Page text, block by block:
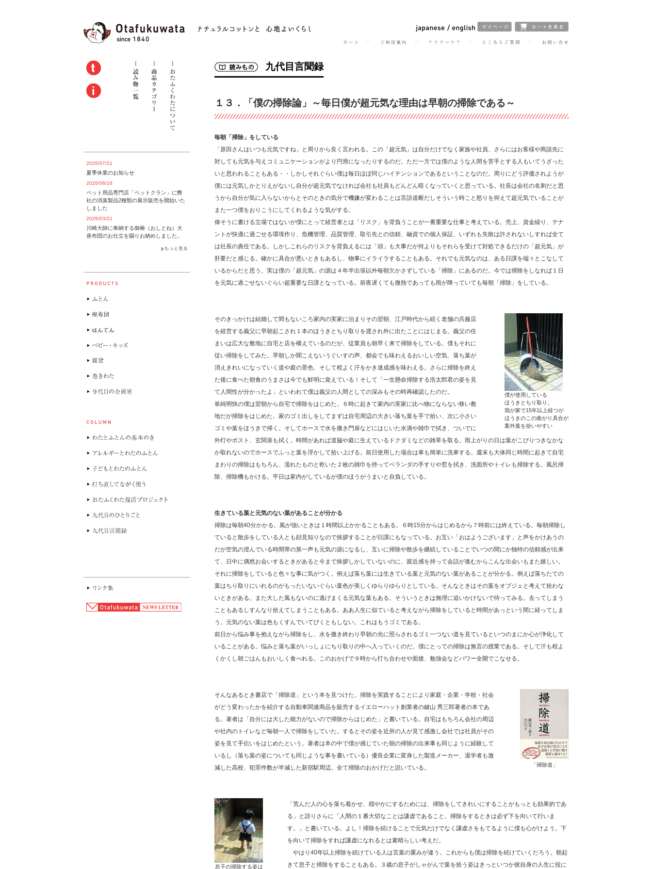
九代目言聞録
１３．「僕の掃除論」～毎日僕が超元気な理由は早朝の掃除である～
毎朝「掃除」をしている
「原田さんはいつも元気ですね」と周りから良く言われる。この「超元気」は自分だけでなく家族や社員、さらにはお客様や商談先に
対しても元気を与えコミュニケーションがより円滑になったりするのだ。ただ一方では僕のような人間を苦手とする人もいてうざった
いと思われることもある・・しかしそれぐらい僕は毎日ほぼ同じハイテンションであるということなのだ。周りにどう評価されようが
僕には元気しかとりえがないし自分が超元気でなければ会社も社員もどんどん暗くなっていくと思っている。社長は会社の名刺だと思
うから自分が気に入らないからとそのときの気分で機嫌が変わることは言語道断だしそういう時こと怒りを抑えて超元気でいることが
また一つ僕をおりこうにしてくれるような気がする。
偉そうに書ける立場ではないが僕にとって経営者とは「リスク」を背負うことが一番重要な仕事と考えている。売上、資金繰り、テナ
ントが快適に過ごせる環境作り、危機管理、品質管理、取引先との信頼、融資での個人保証、いずれも失敗は許されないしすれば全て
は社長の責任である。しかしこれらのリスクを背負えるには「頭」も大事だが何よりもそれらを受けて対処できるだけの「超元気」が
肝要だと感じる。確かに具合が悪いときもあるし、物事にイライラすることもある。それでも元気なのは、ある日課を端々とこなして
いるからだと思う。実は僕の「超元気」の源は４年半出張以外毎朝欠かさずしている「掃除」にあるのだ。今では掃除をしなれば１日
を元気に過ごせないぐらい超重要な日課となっている。前夜遅くても微熱であっても雨が降っていても毎朝「掃除」をしている。
僕が使用している
ほうきとちり取り。
我が家で15年以上経つが
ほうきのこの曲がり具合が
案外葉を拾いやすい
そのきっかけは結婚して間もないころ家内の実家に泊まりその翌朝、江戸時代から続く老舗の呉服店
を経営する義父に早朝起こされ１本のほうきとちり取りを渡され外に出たことにはじまる。義父の住
まいは広大な敷地に自宅と店を構えているのだが、従業員も朝早く来て掃除をしている。僕もそれに
従い掃除をしてみた。早朝しか聞こえないうぐいすの声、都会でも味わえるおいしい空気、落ち葉が
消えきれいになっていく道や庭の景色、そして程よく汗をかき達成感を味わえる。さらに掃除を終え
た後に食べた朝食のうまさは今でも鮮明に覚えている！そして「一生懸命掃除する浩太郎君の姿を見
て人間性が分かったよ」といわれて僕は義父の人間としての深みもその時再確認したのだ。
単純明快の僕は翌朝から自宅で掃除をはじめた。６時に起きて家内の実家に比べ物にならない狭い敷
地だが掃除をはじめた。家のゴミ出しをしてまずは自宅周辺の大きい落ち葉を手で拾い、次に小さい
ゴミや葉をほうきで掃く。そしてホースで水を撒き門扉などにはじいた水滴や雑巾で拭き、ついでに
外灯やポスト、玄関扉も拭く。時間があれば道脇や庭に生えているドクダミなどの雑草を取る。雨上がりの日は葉がこびりつきなかな
か取れないのでホースでふっと葉を浮かして拾い上げる。前日使用した場合は車も簡単に洗車する。週末も大体同じ時間に起きて自宅
まわりの掃除はもちろん、濡れたものと乾いた２枚の雑巾を持ってベランダの手すりや窓を拭き、洗面所やトイレも掃除する。風呂掃
除、掃除機もかける。平日は家内がしているが僕のほうがうまいと自負している。
生きている葉と元気のない葉があることが分かる
掃除は毎朝40分かかる。風が強いときは１時間以上かかることもある。６時15分からはじめるから７時前には終えている。毎朝掃除し
ていると散歩をしている人とも顔見知りなので挨拶することが日課にもなっている。お互い「おはようございます」と声をかけあうの
だが空気の澄んでいる時間帯の第一声も元気の源になるし、互いに掃除や散歩を継続していることでいつの間にか独特の信頼感が出来
て、日中に偶然お会いするときがあると今まで挨拶しかしていないのに、親近感を持って会話が進むからこんな出会いもまた嬉しい。
それに掃除をしていると色々な事に気がつく。例えば落ち葉には生きている葉と元気のない葉があることが分かる。例えば落ちたての
葉はちり取りにいれるのがもったいないぐらい葉色が美しくゆらりゆらりとしている。そんなときはその葉をオブジェと考えて拾わな
いときがある。また大した風もないのに逃げまくる元気な葉もある。そういうときは無理に追いかけないで待ってみる。去ってしまう
こともあるしすんなり拾えてしまうこともある。ああ人生に似ていると考えながら掃除をしていると時間があっという間に経ってしま
う。元気のない葉は色もくすんでいてびくともしない。これはもうゴミである。
前日から悩み事を抱えながら掃除をし、水を撒き終わり早朝の光に照らされるゴミ一つない道を見ているといつのまにか心が浄化して
いることがある。悩みと落ち葉がいっしょにちり取りの中へ入っていくのだ。僕にとっての掃除は無言の授業である。そして汗も程よ
くかくし朝ごはんもおいしく食べれる。このおかげで９時から打ち合わせや面接、勉強会などパワー全開でこなせる。
「掃除道」
そんなあるとき書店で「掃除道」という本を見つけた。掃除を実践することにより家庭・企業・学校・社会
がどう変わったかを紹介する自動車関連商品を販売するイエローハット創業者の鍵山 秀三郎著者の本であ
る。著者は「自分には大した能力がないので掃除からはじめた」と書いている。自宅はもちろん会社の周辺
や社内のトイレなど毎朝一人で掃除をしていた。するとその姿を近所の人が見て感激し会社では社員がその
姿を見て手伝いをはじめたという。著者は本の中で僕が感じていた朝の掃除の出来事も同じように経験して
いるし（落ち葉の姿についても同じような事を書いている）優良企業に変身した製造メーカー、退学者も激
減した高校、犯罪件数が半減した新宿駅周辺。全て掃除のおかげだと説いている。
息子の掃除する姿は
「荒んだ人の心を落ち着かせ、穏やかにするためには、掃除をしてきれいにすることがもっとも効果的であ
る」と語りさらに「人間の１番大切なことは謙虚であること。掃除をするときは必ず下を向いて行いま
す。」と書いている。よし！掃除を続けることで元気だけでなく謙虚さをもてるように僕も心がけよう。下
を向いて掃除をすれば謙虚になれるとは素晴らしい考えだ。
やはり40年以上掃除を続けている人は言葉の重みが違う。これからも僕は掃除を続けていくだろう。朝起
きて息子と掃除をすることもある。３歳の息子がしゃがんで葉を拾う姿はきっといつか彼自身の人生に役に
2026/07/21
夏季休業のお知らせ
2026/06/16
ペット用品専門店「ペットクラン」に弊
社の消臭製品2種類の展示販売を開始いた
しました
2026/03/21
川崎大師に奉納する御褥（おしとね）大
座布団のお仕立を賜りお納めしました。